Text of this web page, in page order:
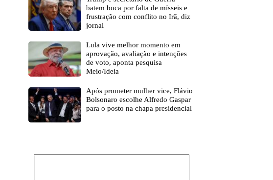
batem boca por falta de mísseis e
frustração com conflito no Irã, diz
jornal
Lula vive melhor momento em
aprovação, avaliação e intenções
de voto, aponta pesquisa
Meio/Ideia
Após prometer mulher vice, Flávio
Bolsonaro escolhe Alfredo Gaspar
para o posto na chapa presidencial